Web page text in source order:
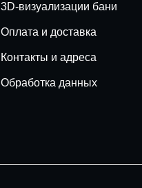
3D-визуализации бани
Оплата и доставка
Контакты и адреса
Обработка данных